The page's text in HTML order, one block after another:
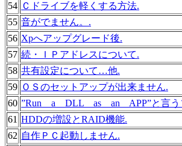
54 Ｃドライブを軽くする方法.
55 音がでません。.
56 Xpへアップグレード後.
57 続・ＩＰアドレスについて.
58 共有設定について…他.
59 ＯＳのセットアップが出来ません.
60 ”Run a DLL as an APP”と言う
61 HDDの増設とRAID機能.
62 自作ＰＣ起動しません.